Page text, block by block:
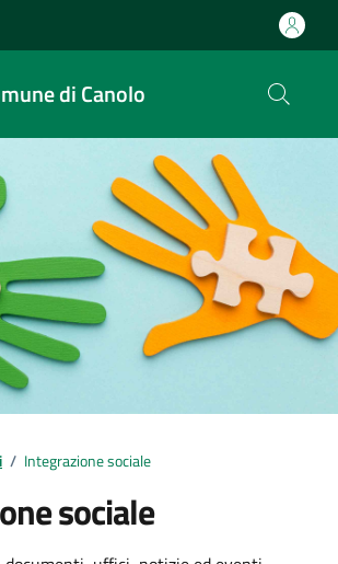
di Canolo
/ Integrazione sociale
sociale